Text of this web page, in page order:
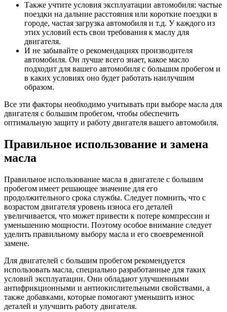
Также учтите условия эксплуатации автомобиля: частые
поездки на дальние расстояния или короткие поездки в
городе, частая загрузка автомобиля и т.д. У каждого из
этих условий есть свои требования к маслу для
двигателя.
И не забывайте о рекомендациях производителя
автомобиля. Он лучше всего знает, какое масло
подходит для вашего автомобиля с большим пробегом и
в каких условиях оно будет работать наилучшим
образом.
Все эти факторы необходимо учитывать при выборе масла для
двигателя с большим пробегом, чтобы обеспечить
оптимальную защиту и работу двигателя вашего автомобиля.
Правильное использование и замена
масла
Правильное использование масла в двигателе с большим
пробегом имеет решающее значение для его
продолжительного срока службы. Следует помнить, что с
возрастом двигателя уровень износа его деталей
увеличивается, что может привести к потере компрессии и
уменьшению мощности. Поэтому особое внимание следует
уделить правильному выбору масла и его своевременной
замене.
Для двигателей с большим пробегом рекомендуется
использовать масла, специально разработанные для таких
условий эксплуатации. Они обладают улучшенными
антифрикционными и антиокислительными свойствами, а
также добавками, которые помогают уменьшить износ
деталей и улучшить работу двигателя.